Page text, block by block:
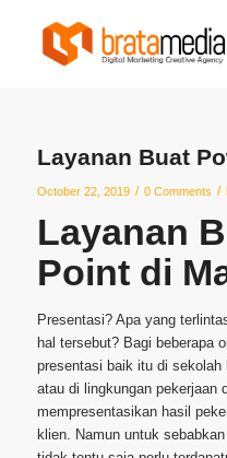
Layanan Buat
October 22, 2019 / 0 Comments /
Layanan
Point di
Presentasi? Apa yang
hal tersebut? Bagi beberapa
presentasi baik itu di sekolah
atau di lingkungan pekerjaan
mempresentasikan hasil
klien. Namun untuk